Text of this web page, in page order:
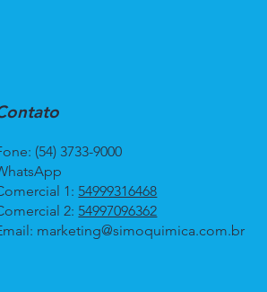
(54) 3733-9000
1: 54999316468
2: 54997096362
marketing@simoquimica.com.br